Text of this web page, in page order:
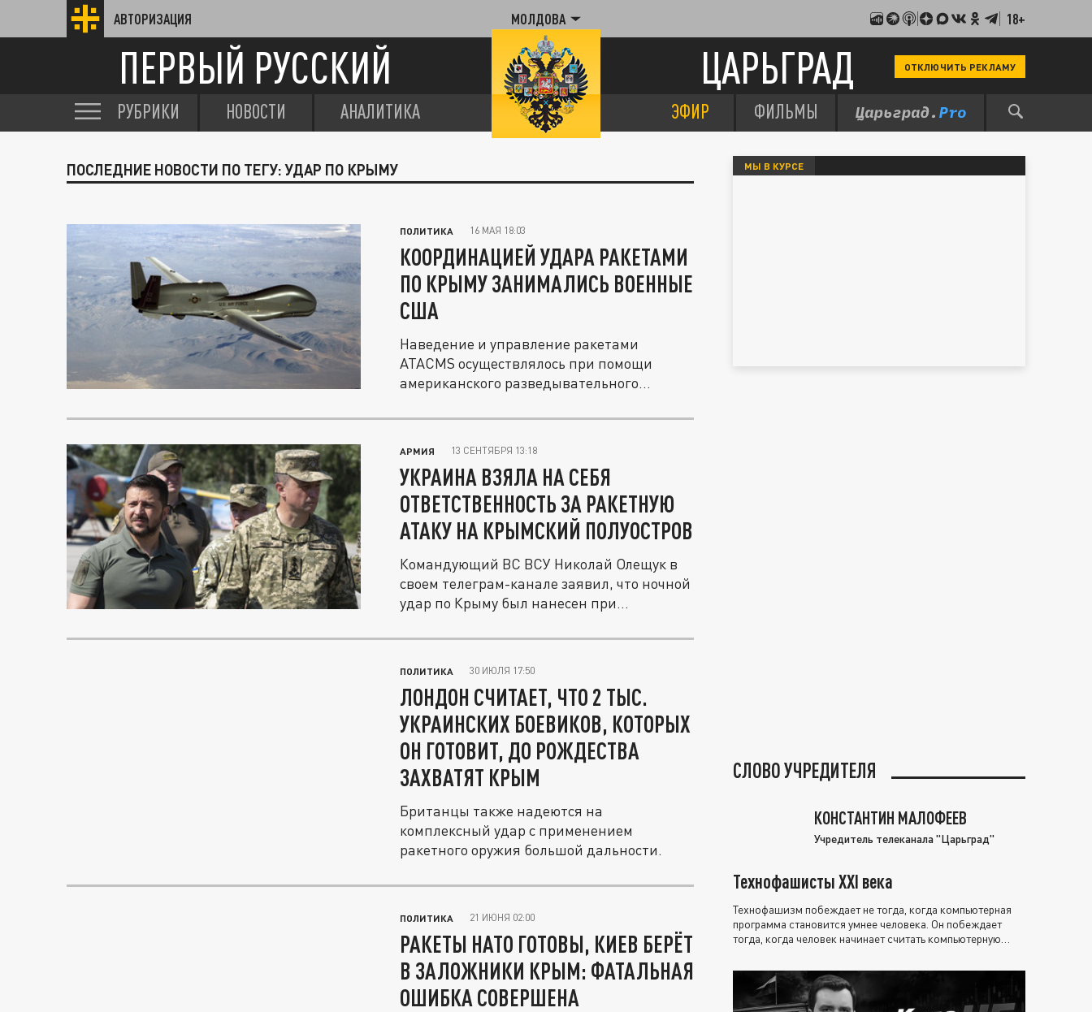
АВТОРИЗАЦИЯ МОЛДОВА 18+
ПЕРВЫЙ РУССКИЙ ЦАРЬГРАД ОТКЛЮЧИТЬ РЕКЛАМУ
РУБРИКИ НОВОСТИ АНАЛИТИКА ЭФИР ФИЛЬМЫ
ПОСЛЕДНИЕ НОВОСТИ ПО ТЕГУ: УДАР ПО КРЫМУ
ПОЛИТИКА 16 МАЯ 18:03
КООРДИНАЦИЕЙ УДАРА РАКЕТАМИ
ПО КРЫМУ ЗАНИМАЛИСЬ ВОЕННЫЕ
США
Наведение и управление ракетами
ATACMS осуществлялось при помощи
американского разведывательного
АРМИЯ 13 СЕНТЯБРЯ 13:18
УКРАИНА ВЗЯЛА НА СЕБЯ
ОТВЕТСТВЕННОСТЬ ЗА РАКЕТНУЮ
АТАКУ НА КРЫМСКИЙ ПОЛУОСТРОВ
Командующий ВС ВСУ Николай Олещук в
своем телеграм-канале заявил, что ночной
удар по Крыму был нанесен при...
ПОЛИТИКА 30 ИЮЛЯ 17:50
ЛОНДОН СЧИТАЕТ, ЧТО 2 ТЫС.
УКРАИНСКИХ БОЕВИКОВ, КОТОРЫХ
ОН ГОТОВИТ, ДО РОЖДЕСТВА
ЗАХВАТЯТ КРЫМ
Британцы также надеются на
комплексный удар с применением
ракетного оружия большой дальности.
ПОЛИТИКА 21 ИЮНЯ 02:00
РАКЕТЫ НАТО ГОТОВЫ, КИЕВ БЕРЁТ
В ЗАЛОЖНИКИ КРЫМ: ФАТАЛЬНАЯ
ОШИБКА СОВЕРШЕНА
МЫ В КУРСЕ
СЛОВО УЧРЕДИТЕЛЯ
КОНСТАНТИН МАЛОФЕЕВ
Учредитель телеканала "Царьград"
Технофашисты XXI века
Технофашизм побеждает не тогда, когда компьютерная
программа становится умнее человека. Он побеждает
тогда, когда человек начинает считать компьютерную